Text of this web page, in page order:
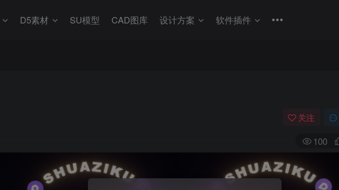
D5素材 SU模型 CAD图库 设计方案 软件插件
关注
100